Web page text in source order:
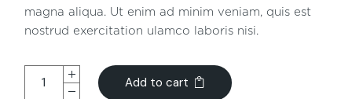
magna aliqua. Ut enim ad minim veniam, quis est
nostrud exercitation ulamco laboris nisi.
Add to cart